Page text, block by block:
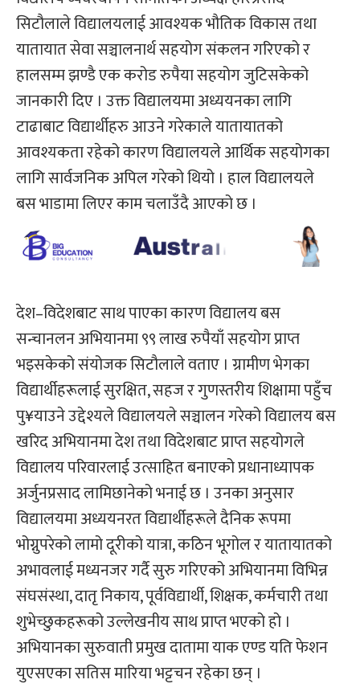
सिटौलाले विद्यालयलाई आवश्यक भौतिक विकास तथा
यातायात सेवा सञ्चालनार्थ सहयोग संकलन गरिएको र
हालसम्म झण्डै एक करोड रुपैया सहयोग जुटिसकेको
जानकारी दिए । उक्त विद्यालयमा अध्ययनका लागि
टाढाबाट विद्यार्थीहरु आउने गरेकाले यातायातको
आवश्यकता रहेको कारण विद्यालयले आर्थिक सहयोगका
लागि सार्वजनिक अपिल गरेको थियो । हाल विद्यालयले
बस भाडामा लिएर काम चलाउँदै आएको छ ।
देश–विदेशबाट साथ पाएका कारण विद्यालय बस
सन्चानलन अभियानमा ९९ लाख रुपैयाँ सहयोग प्राप्त
भइसकेको संयोजक सिटौलाले वताए । ग्रामीण भेगका
विद्यार्थीहरूलाई सुरक्षित, सहज र गुणस्तरीय शिक्षामा पहुँच
पु¥याउने उद्देश्यले विद्यालयले सञ्चालन गरेको विद्यालय बस
खरिद अभियानमा देश तथा विदेशबाट प्राप्त सहयोगले
विद्यालय परिवारलाई उत्साहित बनाएको प्रधानाध्यापक
अर्जुनप्रसाद लामिछानेको भनाई छ । उनका अनुसार
विद्यालयमा अध्ययनरत विद्यार्थीहरूले दैनिक रूपमा
भोग्नुपरेको लामो दूरीको यात्रा, कठिन भूगोल र यातायातको
अभावलाई मध्यनजर गर्दै सुरु गरिएको अभियानमा विभिन्न
संघसंस्था, दातृ निकाय, पूर्वविद्यार्थी, शिक्षक, कर्मचारी तथा
शुभेच्छुकहरूको उल्लेखनीय साथ प्राप्त भएको हो ।
अभियानका सुरुवाती प्रमुख दातामा याक एण्ड यति फेशन
युएसएका सतिस मारिया भट्टचन रहेका छन् ।